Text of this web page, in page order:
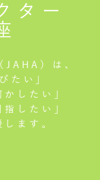
ター
JAHA）は、
たい」
したい」
したい」
ます。